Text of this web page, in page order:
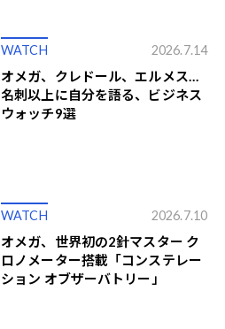
WATCH 2026.7.14
オメガ、クレドール、エルメス…
名刺以上に自分を語る、ビジネス
ウォッチ9選
WATCH 2026.7.10
オメガ、世界初の2針マスター ク
ロノメーター搭載「コンステレー
ション オブザーバトリー」